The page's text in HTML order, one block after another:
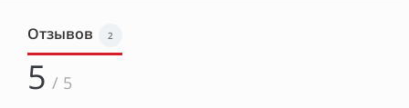
Отзывов 2
5 / 5